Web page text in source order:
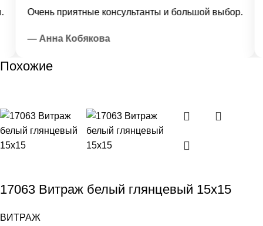
Очень приятные консультанты и большой выбор.
— Анна Кобякова
Похожие
17063 Витраж белый глянцевый 15х15
ВИТРАЖ